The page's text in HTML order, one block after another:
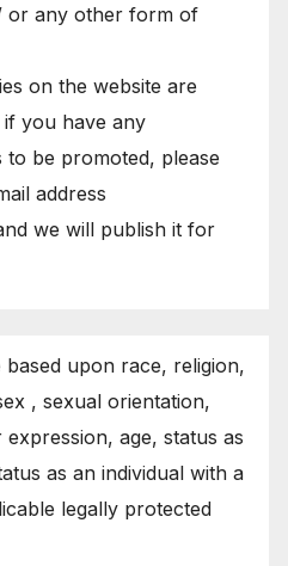
or any other form of
on the website are
you have any
be promoted, please
address
we will publish it for
based upon race, religion,
, sexual orientation,
age, status as
as an individual with a
legally protected